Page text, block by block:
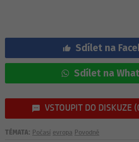
Sdílet na
Sdílet na
VSTOUPIT DO DISKUZE
TÉMATA: Počasí evropa Povodně